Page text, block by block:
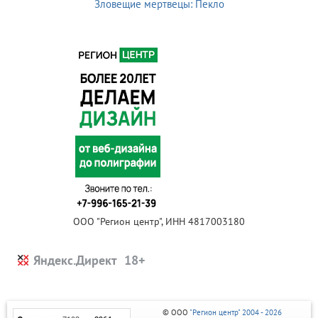
Зловещие мертвецы: Пекло
ООО "Регион центр", ИНН 4817003180
Яндекс.Директ
© ООО "Регион центр" 2004 - 2026